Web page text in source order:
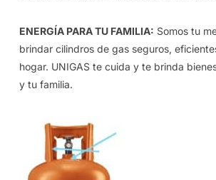
ENERGÍA PARA TU FAMILIA: Somos tu
brindar cilindros de gas seguros,
hogar. UNIGAS te cuida y te brinda
y tu familia.